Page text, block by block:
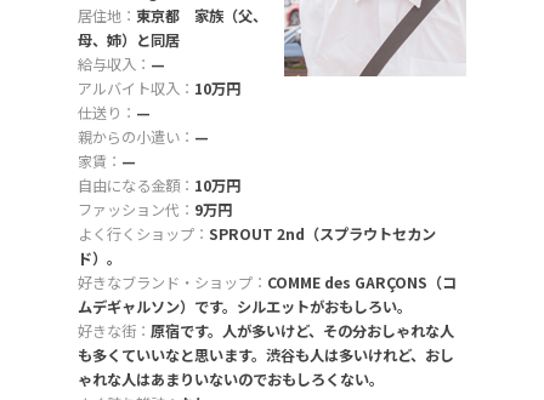
居住地： 東京都 家族（父、
母、姉）と同居
給与収入： —
アルバイト収入： 10万円
仕送り： —
親からの小遣い： —
家賃： —
自由になる金額： 10万円
ファッション代： 9万円
よく行くショップ： SPROUT 2nd（スプラウトセカン
ド）。
好きなブランド・ショップ： COMME des GARÇONS（コ
ムデギャルソン）です。シルエットがおもしろい。
好きな街： 原宿です。人が多いけど、その分おしゃれな人
も多くていいなと思います。渋谷も人は多いけれど、おし
ゃれな人はあまりいないのでおもしろくない。